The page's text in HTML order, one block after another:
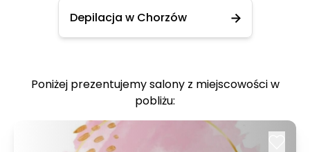
Depilacja w Chorzów
Poniżej prezentujemy salony z miejscowości w
pobliżu: